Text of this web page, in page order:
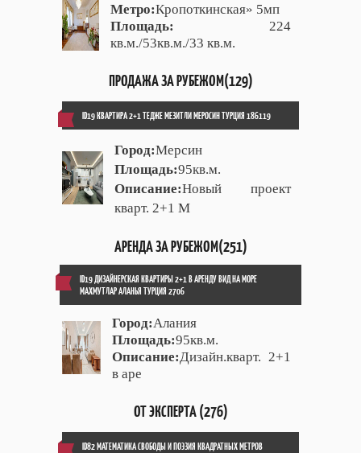
Метро:Кропоткинская» 5мп
Площадь:
224
кв.м./53кв.м./33 кв.м.
ПРОДАЖА ЗА РУБЕЖОМ(129)
ID19 КВАРТИРА 2+1 ТЕДЖЕ МЕЗИТЛИ МЕРОСИН ТУРЦИЯ 186119
Город:Мерсин
Площадь:95кв.м.
Описание:Новый проект
кварт. 2+1 М
АРЕНДА ЗА РУБЕЖОМ(251)
ID19 ДИЗАЙНЕРСКАЯ КВАРТИРЫ 2+1 В АРЕНДУ ВИД НА МОРЕ
МАХМУТЛАР АЛАНЬЯ ТУРЦИЯ 2706
Город:Алания
Площадь:95кв.м.
Описание:Дизайн.кварт. 2+1
в аре
ОТ ЭКСПЕРТА (276)
ID82 МАТЕМАТИКА СВОБОДЫ И ПОЭЗИЯ КВАДРАТНЫХ МЕТРОВ